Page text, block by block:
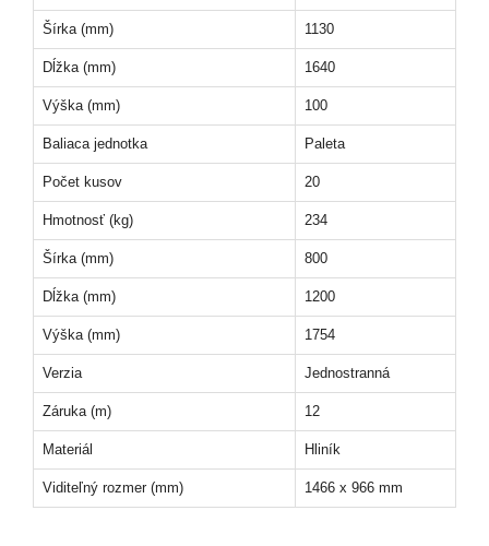
Šírka (mm) 1130
Dĺžka (mm) 1640
Výška (mm) 100
Baliaca jednotka Paleta
Počet kusov 20
Hmotnosť (kg) 234
Šírka (mm) 800
Dĺžka (mm) 1200
Výška (mm) 1754
Verzia Jednostranná
Záruka (m) 12
Materiál Hliník
Viditeľný rozmer (mm) 1466 x 966 mm